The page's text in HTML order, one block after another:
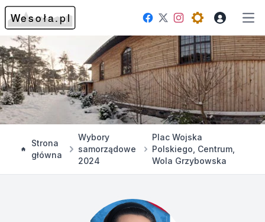
Facebook
TwitterInstagram
Open theme
Strona
główna
Wybory
samorządowe
2024
Plac Wojska
Polskiego, Centrum,
Wola Grzybowska